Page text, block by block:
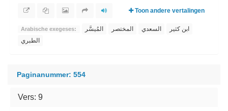
Toon andere vertalingen
Arabische exegeses: المُيسَّر المختصر السعدي
ابن كثير
الطبري
Paginanummer: 554
Vers: 9